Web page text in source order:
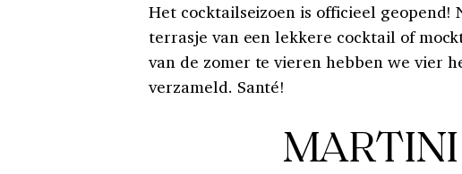
Het cocktailseizoen is officieel geopend!
terrasje van een lekkere cocktail of
van de zomer te vieren hebben we vier
verzameld. Santé!